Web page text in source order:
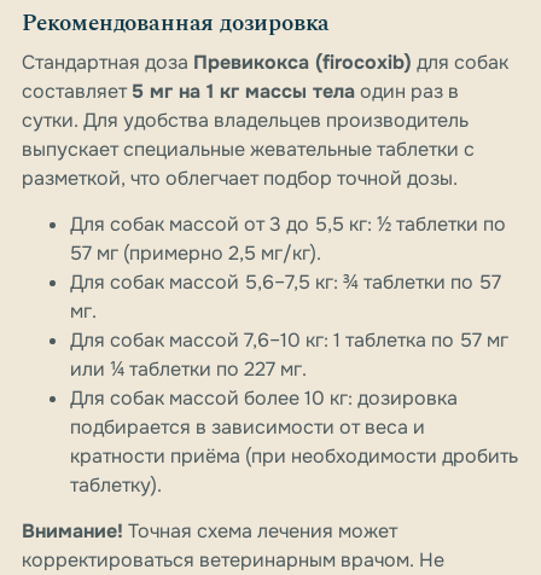
Рекомендованная дозировка
Стандартная доза Превикокса (firocoxib) для собак
составляет5 мг на 1 кг массы телаодин раз в
сутки. Для удобства владельцев производитель
выпускает специальные жевательные таблетки с
разметкой, что облегчает подбор точной дозы.
Для собак массой от 3 до 5,5 кг: ½ таблетки по
57 мг (примерно 2,5 мг/кг).
Для собак массой 5,6–7,5 кг: ¾ таблетки по 57
мг.
Для собак массой 7,6–10 кг: 1 таблетка по 57 мг
или ¼ таблетки по 227 мг.
Для собак массой более 10 кг: дозировка
подбирается в зависимости от веса и
кратности приёма (при необходимости дробить
таблетку).
Внимание! Точная схема лечения может
корректироваться ветеринарным врачом. Не